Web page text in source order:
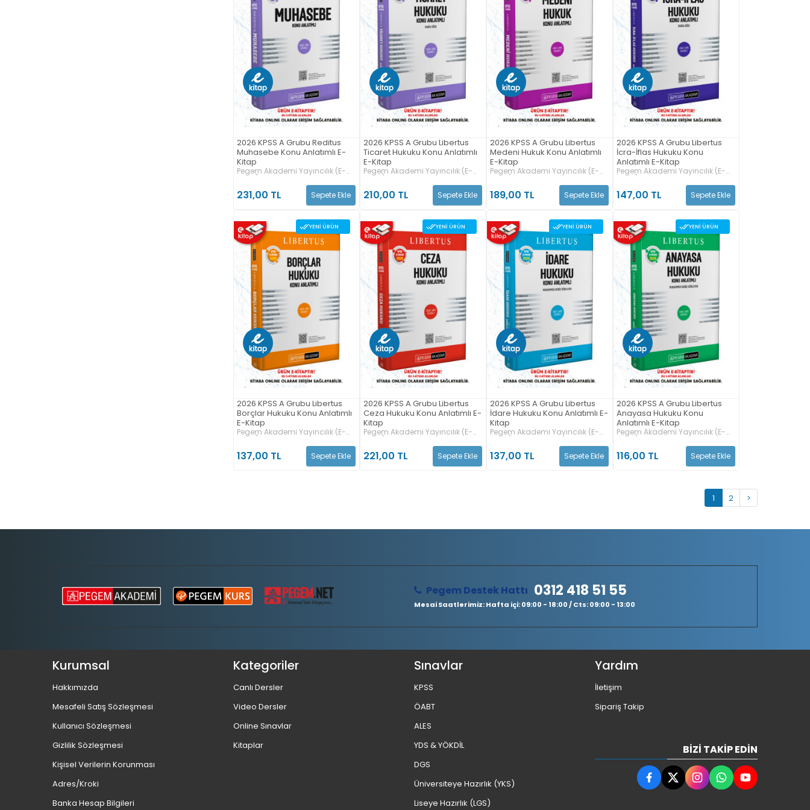
2026 KPSS A Grubu Reditus
Muhasebe Konu Anlatımlı E-
Kitap
Pegem Akademi Yayıncılık (E-
Kitap)
231,00 TL Sepete Ekle
2026 KPSS A Grubu Libertus
Ticaret Hukuku Konu Anlatımlı
E-Kitap
Pegem Akademi Yayıncılık (E-
Kitap)
210,00 TL Sepete Ekle
2026 KPSS A Grubu Libertus
Medeni Hukuk Konu Anlatımlı
E-Kitap
Pegem Akademi Yayıncılık (E-
Kitap)
189,00 TL Sepete Ekle
2026 KPSS A Grubu Libertus
İcra-İflas Hukuku Konu
Anlatımlı E-Kitap
Pegem Akademi Yayıncılık (E-
Kitap)
147,00 TL Sepete Ekle
YENI ÜRÜN
2026 KPSS A Grubu Libertus
Borçlar Hukuku Konu Anlatımlı
E-Kitap
Pegem Akademi Yayıncılık (E-
Kitap)
137,00 TL Sepete Ekle
YENI ÜRÜN
2026 KPSS A Grubu Libertus
Ceza Hukuku Konu Anlatımlı E-
Kitap
Pegem Akademi Yayıncılık (E-
Kitap)
221,00 TL Sepete Ekle
YENI ÜRÜN
2026 KPSS A Grubu Libertus
İdare Hukuku Konu Anlatımlı E-
Kitap
Pegem Akademi Yayıncılık (E-
Kitap)
137,00 TL Sepete Ekle
YENI ÜRÜN
2026 KPSS A Grubu Libertus
Anayasa Hukuku Konu
Anlatımlı E-Kitap
Pegem Akademi Yayıncılık (E-
Kitap)
116,00 TL Sepete Ekle
1 2 >
Pegem Destek Hattı 0312 418 51 55
Mesai Saatlerimiz: Hafta içi: 09:00 - 18:00 / Cts: 09:00 - 13:00
Kurumsal
Hakkımızda
Mesafeli Satış Sözleşmesi
Kullanıcı Sözleşmesi
Gizlilik Sözleşmesi
Kişisel Verilerin Korunması
Adres/Kroki
Banka Hesap Bilgileri
Kategoriler
Canlı Dersler
Video Dersler
Online Sınavlar
Kitaplar
Sınavlar
KPSS
ÖABT
ALES
YDS & YÖKDİL
DGS
Üniversiteye Hazırlık (YKS)
Liseye Hazırlık (LGS)
Yardım
İletişim
Sipariş Takip
BIZI TAKIP EDIN